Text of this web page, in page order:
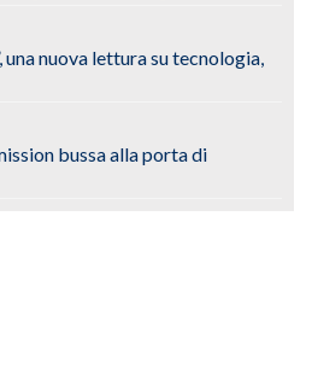
una nuova lettura su tecnologia,
bussa alla porta di